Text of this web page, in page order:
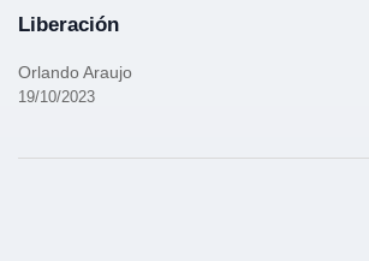
Liberación
Orlando Araujo
19/10/2023